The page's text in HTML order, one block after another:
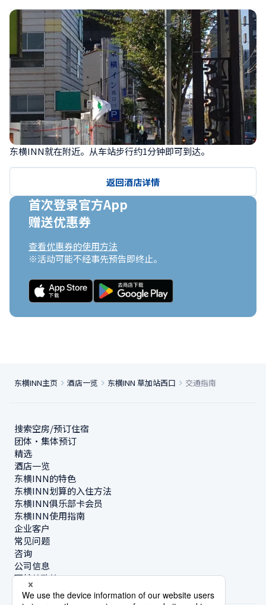
东横INN就在附近。从车站步行约1分钟即可到达。
返回酒店详情
首次登录官方App
赠送优惠券
查看优惠券的使用方法
※活动可能不经事先预告即终止。
东横INN主页 酒店一览 东横INN 草加站西口 交通指南
搜索空房/预订住宿
团体・集体预订
精选
酒店一览
东横INN的特色
东横INN划算的入住方法
东横INN俱乐部卡会员
东横INN使用指南
企业客户
常见问题
咨询
公司信息
可持续政策